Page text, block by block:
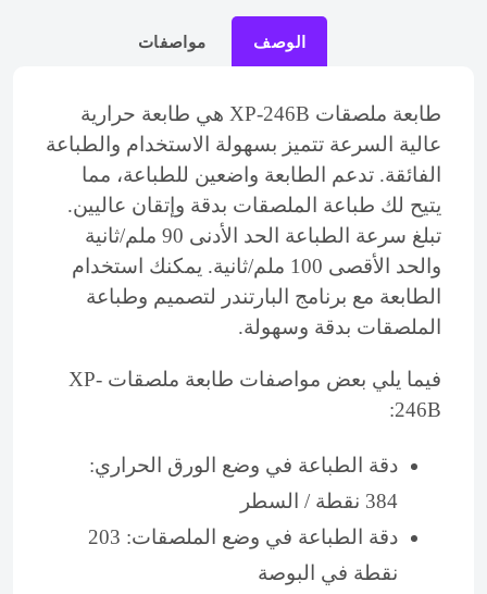
الوصف مواصفات
طابعة ملصقات XP-246B هي طابعة حرارية
عالية السرعة تتميز بسهولة الاستخدام والطباعة
الفائقة. تدعم الطابعة واضعين للطباعة، مما
يتيح لك طباعة الملصقات بدقة وإتقان عاليين.
تبلغ سرعة الطباعة الحد الأدنى 90 ملم/ثانية
والحد الأقصى 100
ملم/ثانية. يمكنك استخدام
الطابعة مع برنامج البارتندر لتصميم وطباعة
الملصقات بدقة وسهولة.
فيما يلي بعض مواصفات طابعة ملصقات XP-
246B:
دقة الطباعة في وضع الورق الحراري:
384 نقطة / السطر
دقة الطباعة في وضع الملصقات: 203
نقطة في البوصة